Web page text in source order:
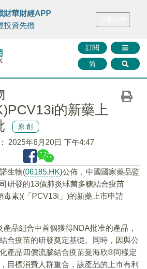
FINTV FINMETA 財華證券 媒體矩陣
訂閱
简
財華財經APP
投資先機
的新藥上
原創
2025年6月20日 下午4:47
生物(06185.HK)公佈，中國國家藥品監
研發的13價肺炎球菌多糖結合疫苗
毒素)(「PCV13i」)的新藥上市申請
品組合中首個獲得NDA批准的產品，
合疫苗的研發奠定基礎。同時，因與公
產品四價流腦結合疫苗曼海欣®同樣定
目標消費人群重合，該產品的上市有利